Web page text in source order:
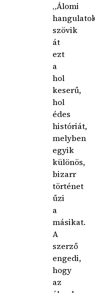
„Álomi
szövik
át
ezt
a
hol
keserű,
hol
édes
históriát,
melyben
egyik
különös,
bizarr
történet
űzi
a
másikat.
A
szerző
engedi,
hogy
az